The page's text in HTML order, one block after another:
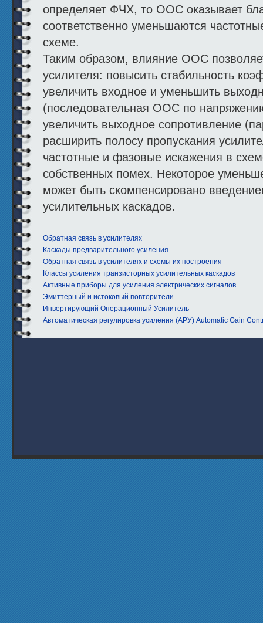
определяет ФЧХ, то ООС оказывает
соответственно уменьшаются
схеме.
Таким образом, влияние ООС
усилителя: повысить стабильность
увеличить входное и уменьшить
(последовательная ООС по
увеличить выходное сопротивление
расширить полосу пропускания
частотные и фазовые искажения в
собственных помех. Некоторое
может быть скомпенсировано
усилительных каскадов.
Обратная связь в усилителях
Каскады предварительного усиления
Обратная связь в усилителях и схемы их построения
Классы усиления транзисторных усилительных каскадов
Активные приборы для усиления электрических сигналов
Эмиттерный и истоковый повторители
Инвертирующий Операционный Усилитель
Автоматическая регулировка усиления (АРУ) Automatic Gain